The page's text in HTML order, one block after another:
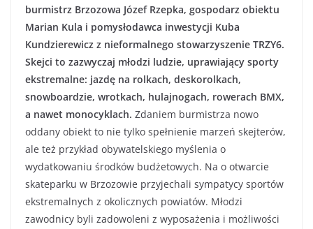
burmistrz Brzozowa Józef Rzepka, gospodarz obiektu
Marian Kula i pomysłodawca inwestycji Kuba
Kundzierewicz z nieformalnego stowarzyszenie TRZY6.
Skejci to zazwyczaj młodzi ludzie, uprawiający sporty
ekstremalne: jazdę na rolkach, deskorolkach,
snowboardzie, wrotkach, hulajnogach, rowerach BMX,
a nawet monocyklach. Zdaniem burmistrza nowo
oddany obiekt to nie tylko spełnienie marzeń skejterów,
ale też przykład obywatelskiego myślenia o
wydatkowaniu środków budżetowych. Na o otwarcie
skateparku w Brzozowie przyjechali sympatycy sportów
ekstremalnych z okolicznych powiatów. Młodzi
zawodnicy byli zadowoleni z wyposażenia i możliwości